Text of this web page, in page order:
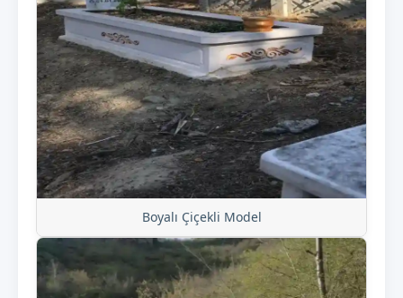
Boyalı Çiçekli Model